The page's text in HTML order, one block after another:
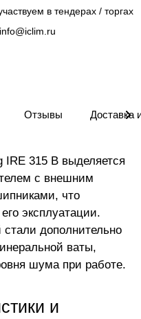
в тендерах / торгах
info@iclim.ru
Отзывы Доставка
IRE 315 B выделяется
с внешним
что
эксплуатации.
стали дополнительно
ваты,
шума при работе.
и